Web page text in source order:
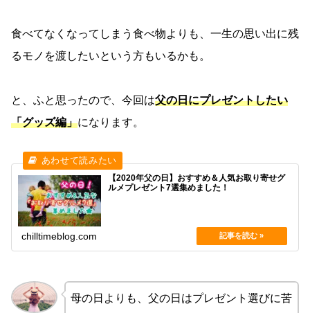
食べてなくなってしまう食べ物よりも、一生の思い出に残
るモノを渡したいという方もいるかも。
と、ふと思ったので、今回は父の日にプレゼントしたい
「グッズ編」になります。
【2020年父の日】おすすめ＆人気お取り寄せグ
ルメプレゼント7選集めました！
chilltimeblog.com
母の日よりも、父の日はプレゼント選びに苦